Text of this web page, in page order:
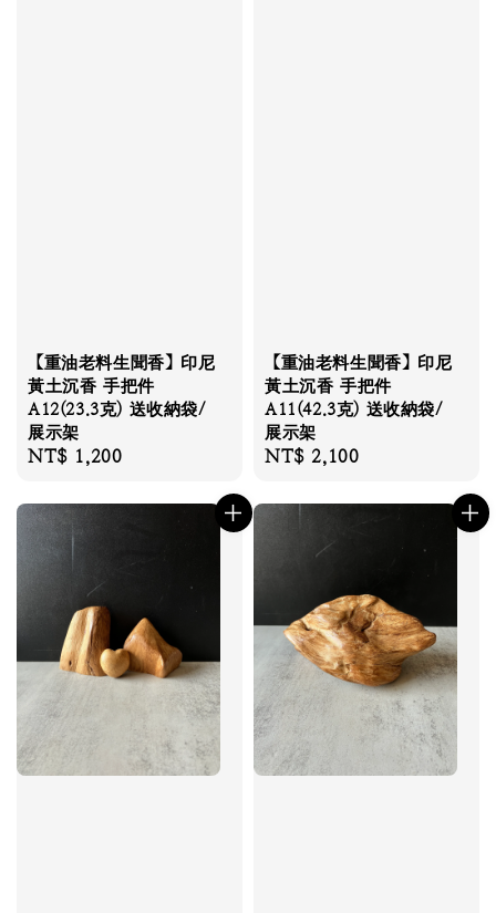
【重油老料生聞香】印尼
黃土沉香 手把件
A12(23.3克) 送收納袋/
展示架
Regular
NT$ 1,200
【重油老料生聞香】印尼
黃土沉香 手把件
A11(42.3克) 送收納袋/
展示架
Regular
NT$ 2,100